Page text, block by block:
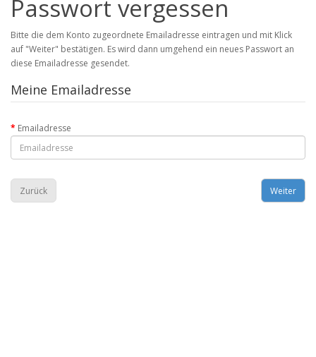
Passwort vergessen
Bitte die dem Konto zugeordnete Emailadresse eintragen und mit Klick
auf "Weiter" bestätigen. Es wird dann umgehend ein neues Passwort an
diese Emailadresse gesendet.
Meine Emailadresse
Emailadresse
Zurück